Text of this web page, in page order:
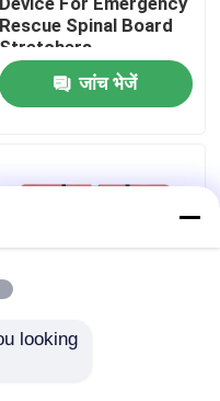
Rescue Spinal Board
Stretchers
जांच भेजें
looking